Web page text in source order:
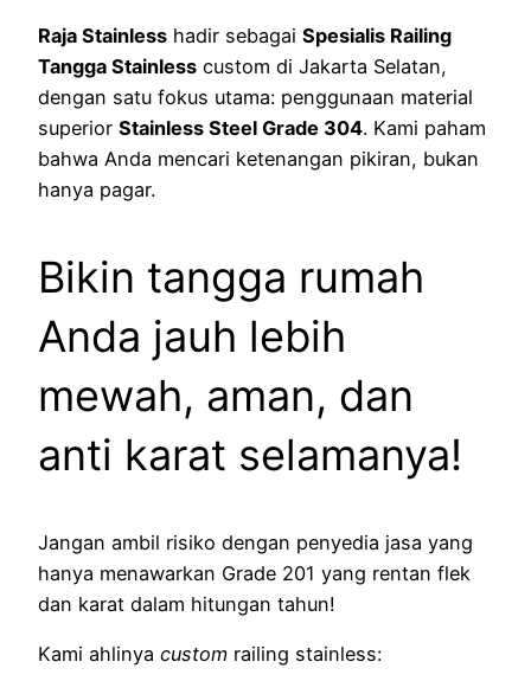
Raja Stainless hadir sebagai Spesialis Railing
Tangga Stainless custom di Jakarta Selatan,
dengan satu fokus utama: penggunaan material
superior Stainless Steel Grade 304. Kami paham
bahwa Anda mencari ketenangan pikiran, bukan
hanya pagar.
Bikin tangga rumah
Anda jauh lebih
mewah, aman, dan
anti karat selamanya!
Jangan ambil risiko dengan penyedia jasa yang
hanya menawarkan Grade 201 yang rentan flek
dan karat dalam hitungan tahun!
Kami ahlinya custom railing stainless: